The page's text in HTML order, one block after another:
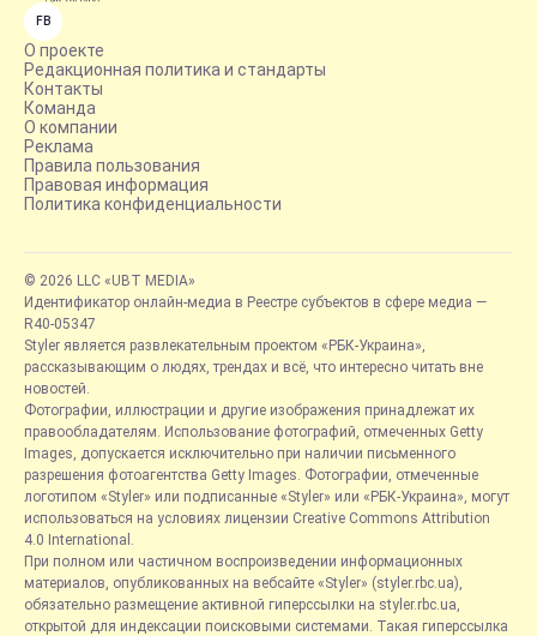
FB
О проекте
Редакционная политика и стандарты
Контакты
Команда
О компании
Реклама
Правила пользования
Правовая информация
Политика конфиденциальности
© 2026 LLC «UBT MEDIA»
Идентификатор онлайн-медиа в Реестре субъектов в сфере медиа —
R40-05347
Styler является развлекательным проектом «РБК-Украина»,
рассказывающим о людях, трендах и всё, что интересно читать вне
новостей.
Фотографии, иллюстрации и другие изображения принадлежат их
правообладателям. Использование фотографий, отмеченных Getty
Images, допускается исключительно при наличии письменного
разрешения фотоагентства Getty Images. Фотографии, отмеченные
логотипом «Styler» или подписанные «Styler» или «РБК-Украина», могут
использоваться на условиях лицензии Creative Commons Attribution
4.0 International.
При полном или частичном воспроизведении информационных
материалов, опубликованных на вебсайте «Styler» (styler.rbc.ua),
обязательно размещение активной гиперссылки на styler.rbc.ua,
открытой для индексации поисковыми системами. Такая гиперссылка